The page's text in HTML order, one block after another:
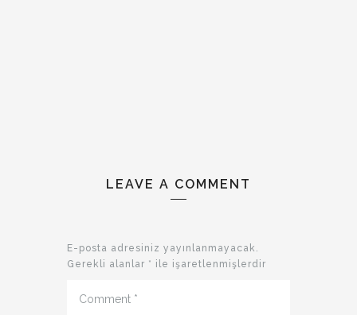
LEAVE A COMMENT
E-posta adresiniz yayınlanmayacak.
Gerekli alanlar * ile işaretlenmişlerdir
Comment *